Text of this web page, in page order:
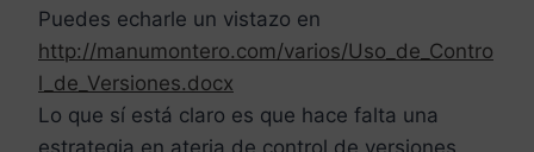
Puedes echarle un vistazo en
http://manumontero.com/varios/Uso_de_Contro
l_de_Versiones.docx
Lo que sí está claro es que hace falta una
estrategia en ateria de control de versiones